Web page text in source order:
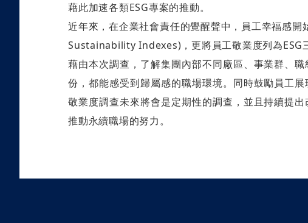
藉此加速各類ESG專案的推動。
近年來，在企業社會責任的覺醒聲中，員工幸福感
Sustainability Indexes)，更將員工敬業度列為ESG
藉由本次調查，了解集團內部不同廠區、事業群、
份，都能感受到歸屬感的職場環境。同時鼓勵員工
敬業度調查未來將會是定期性的調查，並且持續提
推動永續職場的努力。